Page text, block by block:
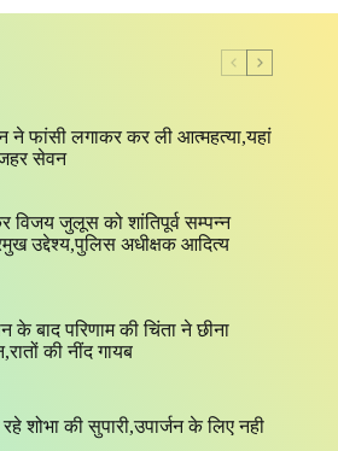
ने फांसी लगाकर कर ली आत्महत्या,यहां
सेवन
विजय जुलूस को शांतिपूर्व सम्पन्न
उद्देश्य,पुलिस अधीक्षक आदित्य
के बाद परिणाम की चिंता ने छीना
की नींद गायब
शोभा की सुपारी,उपार्जन के लिए नही